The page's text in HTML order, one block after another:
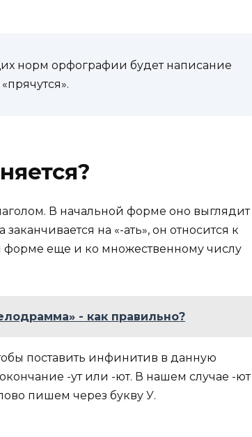
норм орфографии будет написание
В начальной форме оно выглядит
на «-ать», он относится к
еще и ко множественному числу
- как правильно?
поставить инфинитив в данную
-ут или -ют. В нашем случае -ют
пишем через букву У.